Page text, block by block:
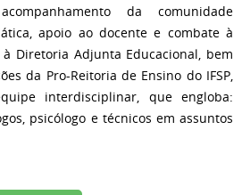
acompanhamento da comunidade
apoio ao docente e combate à
à Diretoria Adjunta Educacional, bem
da Pro-Reitoria de Ensino do IFSP,
interdisciplinar, que engloba:
psicólogo e técnicos em assuntos